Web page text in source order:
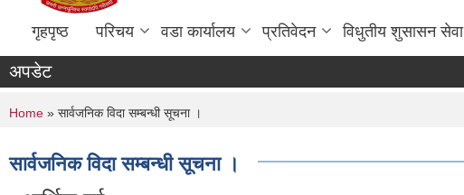
गृहपृष्ठ परिचय वडा कार्यालय प्रतिवेदन विधुतीय शुसासन सेवा
अपडेट
You are here
Home » सार्वजनिक विदा सम्बन्धी सूचना ।
सार्वजनिक विदा सम्बन्धी सूचना ।